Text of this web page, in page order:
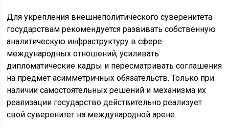
Для укрепления внешнеполитического суверенитета
государствам рекомендуется развивать собственную
аналитическую инфраструктуру в сфере
международных отношений, усиливать
дипломатические кадры и пересматривать соглашения
на предмет асимметричных обязательств. Только при
наличии самостоятельных решений и механизма их
реализации государство действительно реализует
свой суверенитет на международной арене.